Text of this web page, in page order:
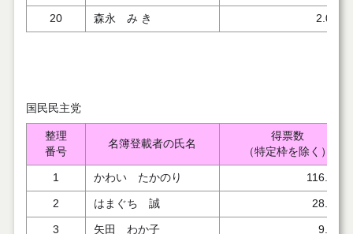
20 森永 み き 2.000
国民民主党
整理
番号
名簿登載者の氏名
得票数
（特定枠を除く）
1 かわい たかのり 116.000
2 はまぐち 誠 28.000
3 矢田 わか子 9.000